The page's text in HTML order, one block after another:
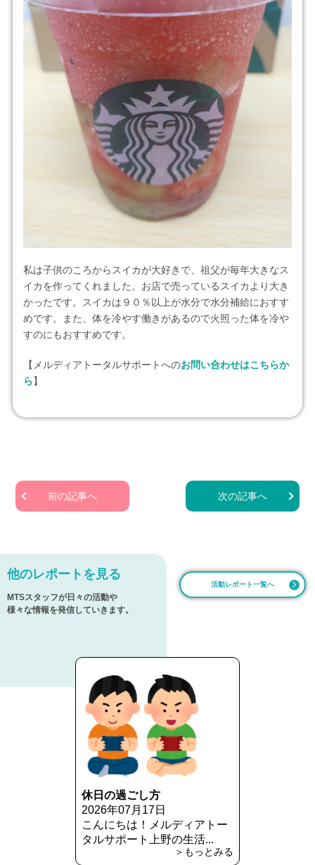
私は子供のころからスイカが大好きで、祖父が毎年大きなス
イカを作ってくれました。お店で売っているスイカより大き
かったです。スイカは９０％以上が水分で水分補給におすす
めです。また、体を冷やす働きがあるので火照った体を冷や
すのにもおすすめです。
【メルディアトータルサポートへのお問い合わせはこちらか
ら】
前の記事へ 次の記事へ
他のレポートを見る
MTSスタッフが日々の活動や
様々な情報を発信していきます。
活動レポート一覧へ
休日の過ごし方
2026年07月17日
こんにちは！メルディアトー
タルサポート上野の生活...
＞もっとみる